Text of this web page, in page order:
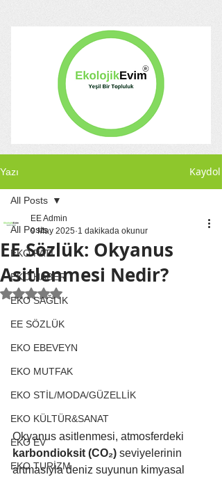
Yazı Kaydol
All Posts
EKO PATİ
EKO HABER
EKO SAĞLIK
EE SÖZLÜK
EKO EBEVEYN
EKO MUTFAK
EKO STİL/MODA/GÜZELLİK
EKO KÜLTÜR&SANAT
EKO EV
EKO TURİZM
All Posts
EE Sözlük: Okyanus
Asitlenmesi Nedir?
EE Admin
9 May 2025 1 dakikada okunur
5 üzerinden NaN yıldız
Okyanus asitlenmesi, atmosferdeki
karbondioksit (CO₂) seviyelerinin
artmasıyla deniz suyunun kimyasal